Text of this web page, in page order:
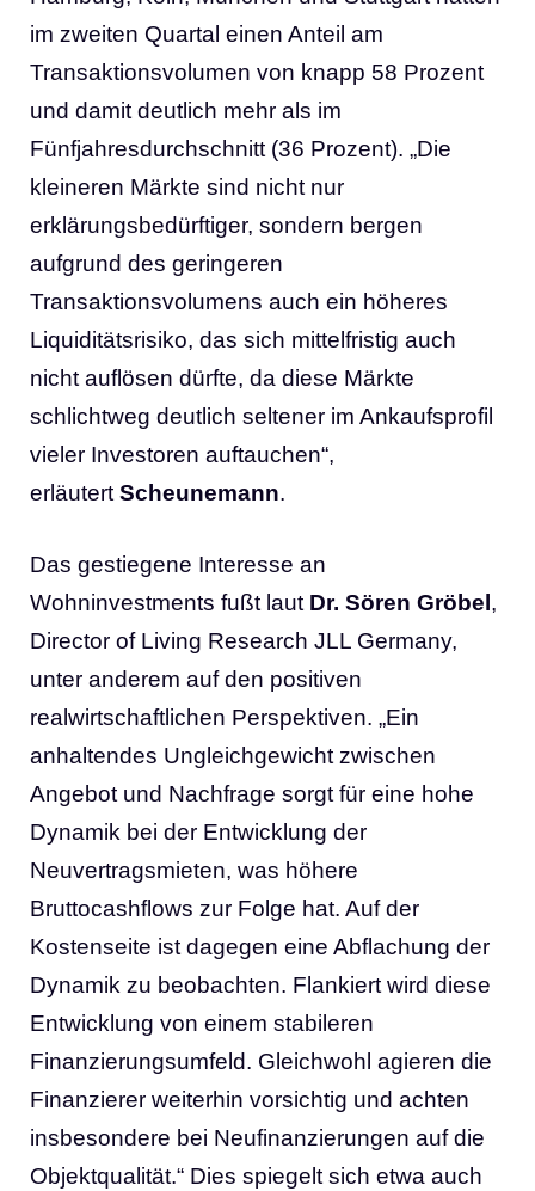
im zweiten Quartal einen Anteil am
Transaktionsvolumen von knapp 58 Prozent
und damit deutlich mehr als im
Fünfjahresdurchschnitt (36 Prozent). „Die
kleineren Märkte sind nicht nur
erklärungsbedürftiger, sondern bergen
aufgrund des geringeren
Transaktionsvolumens auch ein höheres
Liquiditätsrisiko, das sich mittelfristig auch
nicht auflösen dürfte, da diese Märkte
schlichtweg deutlich seltener im Ankaufsprofil
vieler Investoren auftauchen“,
erläutert Scheunemann.
Das gestiegene Interesse an
Wohninvestments fußt laut Dr. Sören Gröbel ,
Director of Living Research JLL Germany,
unter anderem auf den positiven
realwirtschaftlichen Perspektiven. „Ein
anhaltendes Ungleichgewicht zwischen
Angebot und Nachfrage sorgt für eine hohe
Dynamik bei der Entwicklung der
Neuvertragsmieten, was höhere
Bruttocashflows zur Folge hat. Auf der
Kostenseite ist dagegen eine Abflachung der
Dynamik zu beobachten. Flankiert wird diese
Entwicklung von einem stabileren
Finanzierungsumfeld. Gleichwohl agieren die
Finanzierer weiterhin vorsichtig und achten
insbesondere bei Neufinanzierungen auf die
Objektqualität.“ Dies spiegelt sich etwa auch